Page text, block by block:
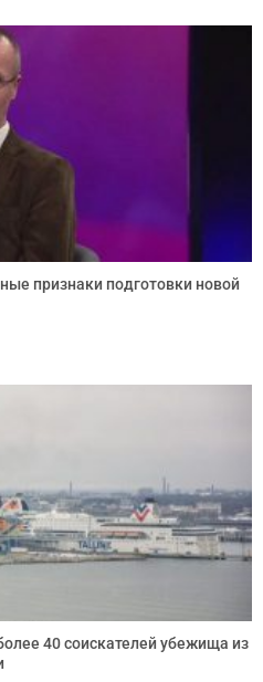
признаки подготовки новой
40 соискателей убежища из